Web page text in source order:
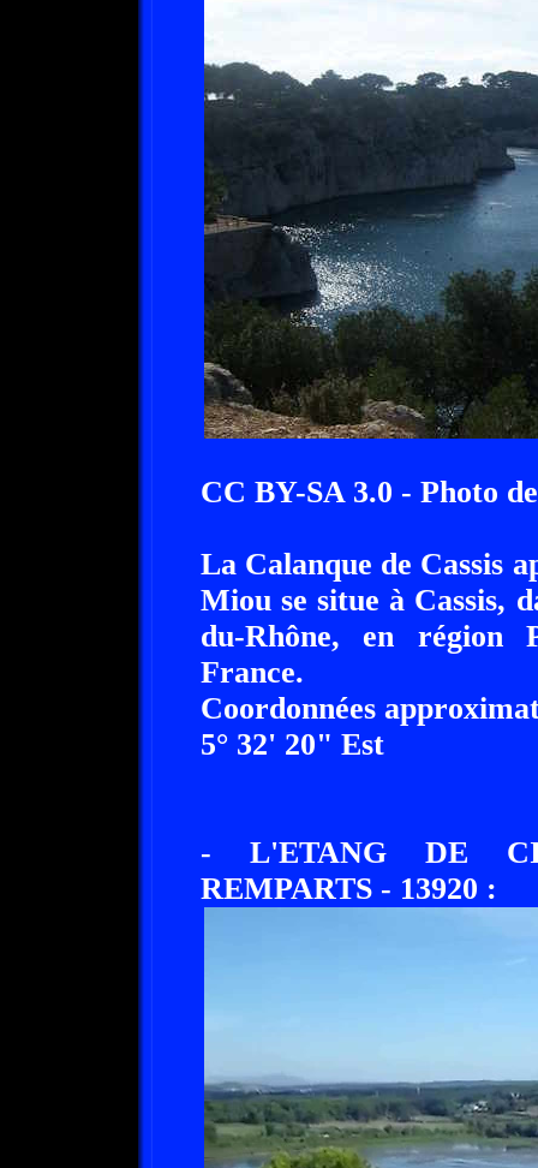
CC BY-SA 3.0 - Photo
La Calanque de Cassis
Miou se situe à Cassis,
du-Rhône, en région
France.
Coordonnées
5° 32' 20" Est
- L'ETANG DE
REMPARTS - 13920 :